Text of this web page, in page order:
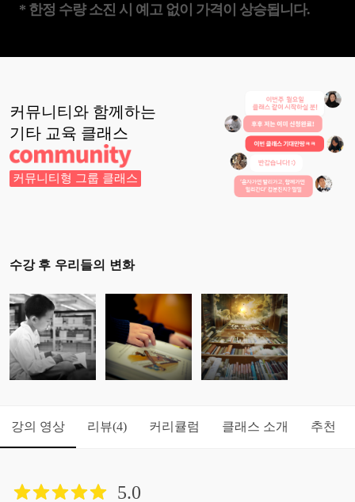
* 한정 수량 소진 시 예고 없이 가격이 상승됩니다.
커뮤니티와 함께하는
기타 교육 클래스
커뮤니티형 그룹 클래스
수강 후 우리들의 변화
강의 영상 리뷰(4) 커리큘럼 클래스 소개 추천
5.0